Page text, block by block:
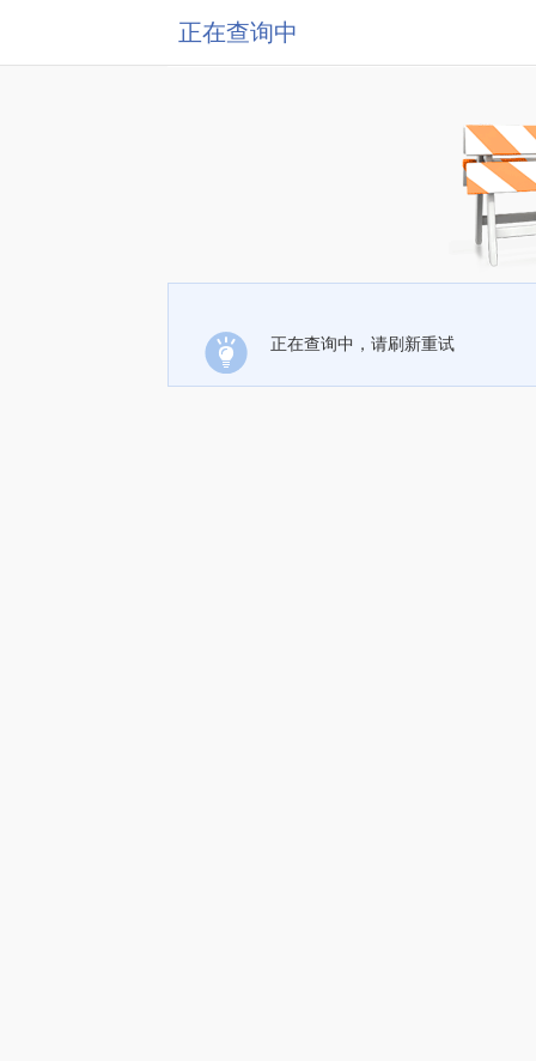
正在查询中
正在查询中，请刷新重试